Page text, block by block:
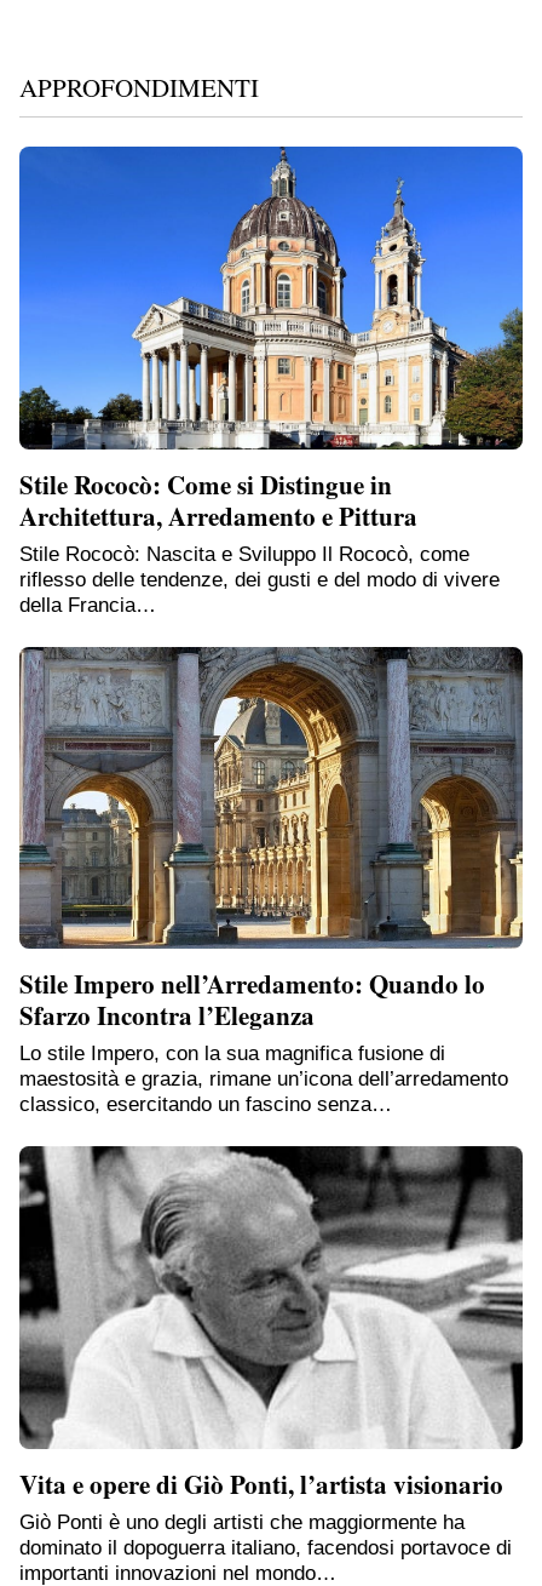
APPROFONDIMENTI
Stile Rococò: Come si Distingue in
Architettura, Arredamento e Pittura
Stile Rococò: Nascita e Sviluppo Il Rococò, come
riflesso delle tendenze, dei gusti e del modo di vivere
della Francia…
Stile Impero nell’Arredamento: Quando lo
Sfarzo Incontra l’Eleganza
Lo stile Impero, con la sua magnifica fusione di
maestosità e grazia, rimane un’icona dell’arredamento
classico, esercitando un fascino senza…
Vita e opere di Giò Ponti, l’artista visionario
Giò Ponti è uno degli artisti che maggiormente ha
dominato il dopoguerra italiano, facendosi portavoce di
importanti innovazioni nel mondo…